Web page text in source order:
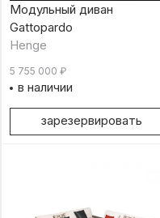
Модульный диван
Gattopardo
Henge
5 755 000 ₽
в наличии
зарезервировать